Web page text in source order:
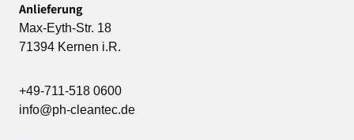
Anlieferung
Max-Eyth-Str. 18
71394 Kernen i.R.
+49-711-518 0600
info@ph-cleantec.de